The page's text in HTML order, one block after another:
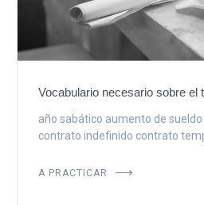
Vocabulario necesario sobre el
año sabático aumento de sueldo
contrato indefinido contrato
A PRACTICAR